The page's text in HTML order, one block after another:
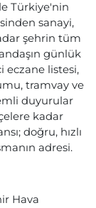
Türkiye'nin
sanayi,
şehrin tüm
günlük
eczane listesi,
tramvay ve
duyurular
kadar
doğru, hızlı
adresi.
Hava